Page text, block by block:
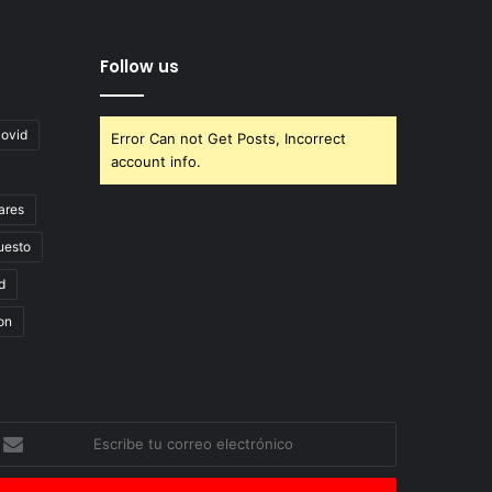
Follow us
Error Can not Get Posts, Incorrect
account info.